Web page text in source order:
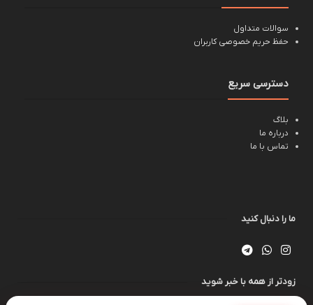
سوالات متداول
حفظ حریم خصوصی کاربران
دسترسی سریع
بلاگ
درباره ما
تماس با ما
ما را دنبال کنید
زودتر از همه با خبر شوید